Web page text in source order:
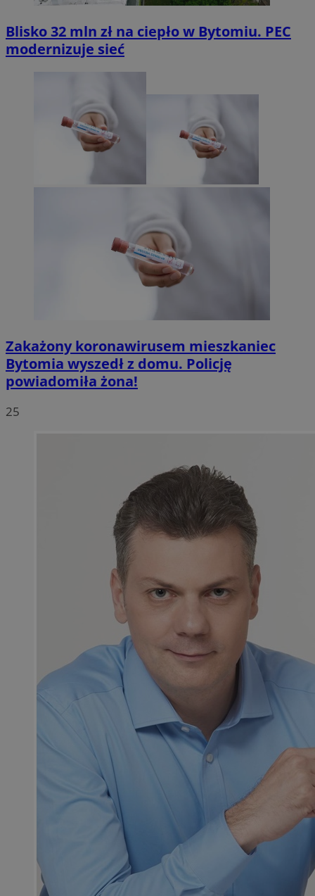
Blisko 32 mln zł na ciepło w Bytomiu. PEC
modernizuje sieć
Zakażony koronawirusem mieszkaniec
Bytomia wyszedł z domu. Policję
powiadomiła żona!
25